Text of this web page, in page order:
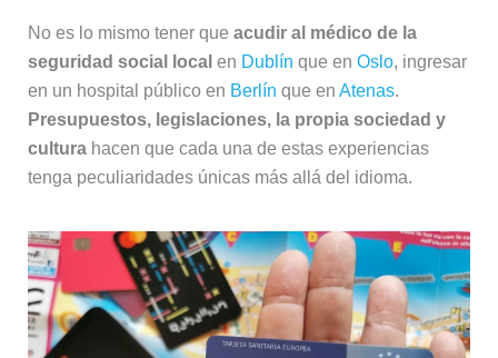
No es lo mismo tener que acudir al médico de la
seguridad social local en Dublín que en Oslo, ingresar
en un hospital público en Berlín que en Atenas.
Presupuestos, legislaciones, la propia sociedad y
culturahacen que cada una de estas experiencias
tenga peculiaridades únicas más allá del idioma.